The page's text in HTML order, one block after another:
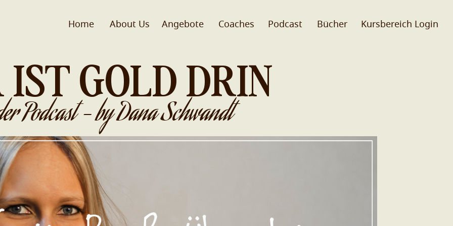
Home About Us Coaches
Angebote Podcast Bücher Kursbereich Login
IST GOLD DRIN
Podcast - by Dana Schwandt